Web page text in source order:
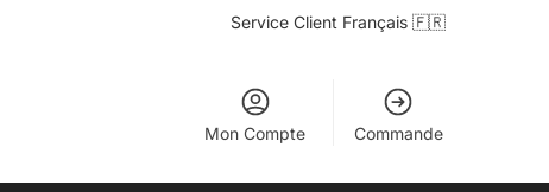
Service Client Français 🇫🇷
Mon Compte Commande